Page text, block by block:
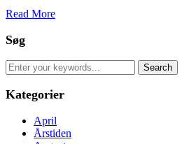
Read More
Søg
Search
for:
Kategorier
April
Årstiden